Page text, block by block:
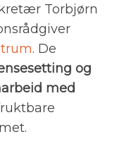
Torbjørn
. De
og
med